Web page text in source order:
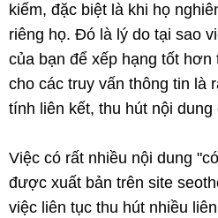
kiếm, đặc biệt là khi họ
riêng họ. Đó là lý do tại sao
của bạn để xếp hạng tốt hơn
cho các truy vấn thông tin là
tính liên kết, thu hút nội dung
Việc có rất nhiều nội dung
được xuất bản trên site
việc liên tục thu hút nhiều